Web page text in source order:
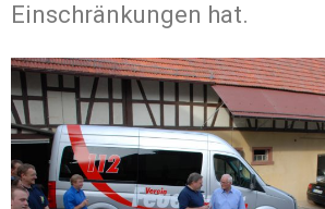
Einschränkungen hat.